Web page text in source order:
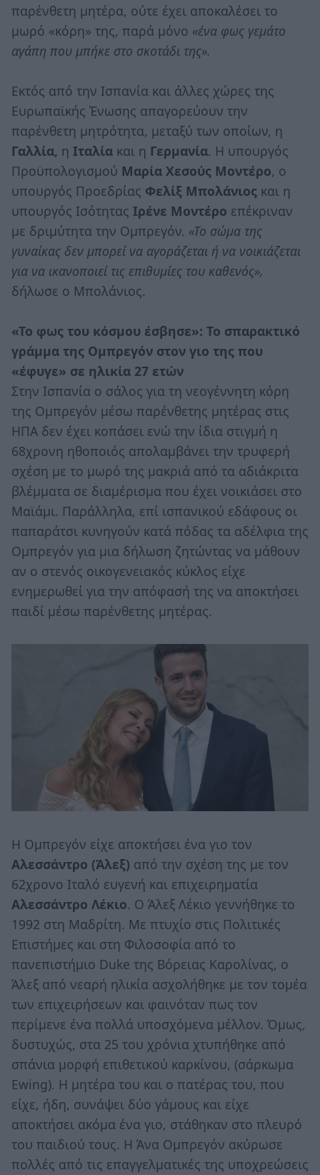
παρένθετη μητέρα, ούτε έχει αποκαλέσει το
μωρό «κόρη» της, παρά μόνο «ένα φως γεμάτο
αγάπη που μπήκε στο σκοτάδι της».
Εκτός από την Ισπανία και άλλες χώρες της
Ευρωπαϊκής Ένωσης απαγορεύουν την
παρένθετη μητρότητα, μεταξύ των οποίων, η
Γαλλία, η Ιταλία και η Γερμανία. Η υπουργός
Προϋπολογισμού Μαρία Χεσούς Μοντέρο, ο
υπουργός Προεδρίας Φελίξ Μπολάνιος και η
υπουργός Ισότητας Ιρένε Μοντέρο επέκριναν
με δριμύτητα την Ομπρεγόν. «Το σώμα της
γυναίκας δεν μπορεί να αγοράζεται ή να νοικιάζεται
για να ικανοποιεί τις επιθυμίες του καθενός»,
δήλωσε ο Μπολάνιος.
«Το φως του κόσμου έσβησε»: Το σπαρακτικό
γράμμα της Ομπρεγόν στον γιο της που
«έφυγε» σε ηλικία 27 ετών
Στην Ισπανία ο σάλος για τη νεογέννητη κόρη
της Ομπρεγόν μέσω παρένθετης μητέρας στις
ΗΠΑ δεν έχει κοπάσει ενώ την ίδια στιγμή η
68χρονη ηθοποιός απολαμβάνει την τρυφερή
σχέση με το μωρό της μακριά από τα αδιάκριτα
βλέμματα σε διαμέρισμα που έχει νοικιάσει στο
Μαϊάμι. Παράλληλα, επί ισπανικού εδάφους οι
παπαράτσι κυνηγούν κατά πόδας τα αδέλφια της
Ομπρεγόν για μια δήλωση ζητώντας να μάθουν
αν ο στενός οικογενειακός κύκλος είχε
ενημερωθεί για την απόφασή της να αποκτήσει
παιδί μέσω παρένθετης μητέρας.
Η Ομπρεγόν είχε αποκτήσει ένα γιο τον
Αλεσσάντρο (Άλεξ) από την σχέση της με τον
62χρονο Ιταλό ευγενή και επιχειρηματία
Αλεσσάντρο Λέκιο. Ο Άλεξ Λέκιο γεννήθηκε το
1992 στη Μαδρίτη. Με πτυχίο στις Πολιτικές
Επιστήμες και στη Φιλοσοφία από το
πανεπιστήμιο Duke της Βόρειας Καρολίνας, ο
Άλεξ από νεαρή ηλικία ασχολήθηκε με τον τομέα
των επιχειρήσεων και φαινόταν πως τον
περίμενε ένα πολλά υποσχόμενα μέλλον. Όμως,
δυστυχώς, στα 25 του χρόνια χτυπήθηκε από
σπάνια μορφή επιθετικού καρκίνου, (σάρκωμα
Ewing). Η μητέρα του και ο πατέρας του, που
είχε, ήδη, συνάψει δύο γάμους και είχε
αποκτήσει ακόμα ένα γιο, στάθηκαν στο πλευρό
του παιδιού τους. Η Άνα Ομπρεγόν ακύρωσε
πολλές από τις επαγγελματικές της υποχρεώσεις